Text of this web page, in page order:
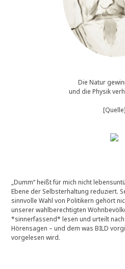
Die Natur
und die Physik
[Quelle]
„Dumm“ heißt für mich nicht
Ebene der Selbsterhaltung reduziert.
sinnvolle Wahl von Politikern gehört
unserer wahlberechtigten
*sinnerfassend* lesen und urteilt
Hörensagen – und dem was BILD
vorgelesen wird.